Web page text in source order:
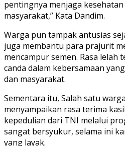
pentingnya menjaga
masyarakat,” Kata Dandim.
Warga pun tampak antusias
juga membantu para prajurit
mencampur semen. Rasa lelah
canda dalam kebersamaan
dan masyarakat.
Sementara itu, Salah satu
menyampaikan rasa terima
kepedulian dari TNI melalui
sangat bersyukur, selama ini
yang layak.